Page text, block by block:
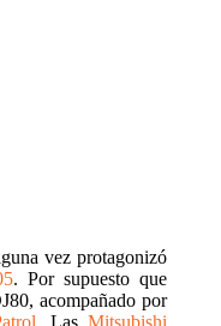
vez protagonizó
. Por supuesto que
acompañado por